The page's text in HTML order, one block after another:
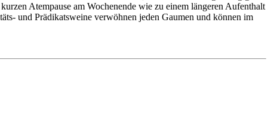
Atempause am Wochenende wie zu einem längeren Aufenthalt
und Prädikatsweine verwöhnen jeden Gaumen und können im